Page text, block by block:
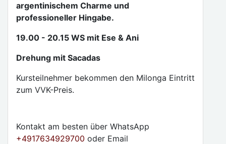
argentinischem Charme und
professioneller Hingabe.
19.00 - 20.15 WS mit Ese & Ani
Drehung mit Sacadas
Kursteilnehmer bekommen den Milonga Eintritt
zum VVK-Preis.
Kontakt am besten über WhatsApp
+4917634929700 oder Email